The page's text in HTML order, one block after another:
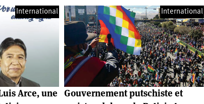
Europe
Moyen-
Orient
Océanie
International
Arce, une
International
Gouvernement putschiste et